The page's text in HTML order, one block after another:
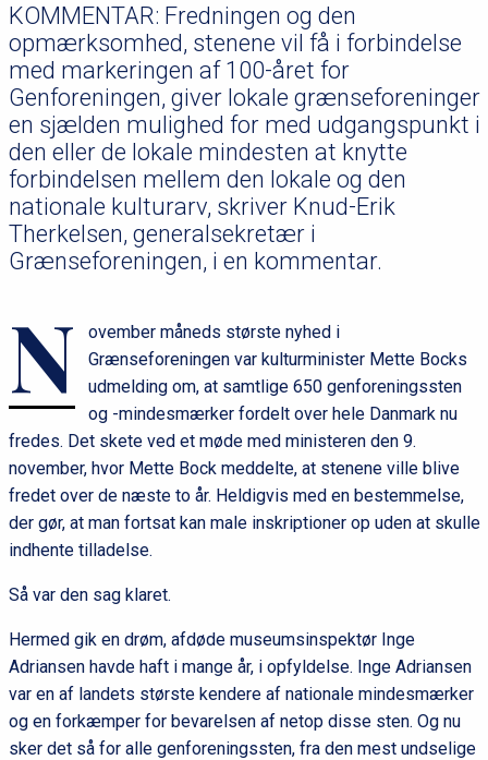
KOMMENTAR: Fredningen og den
opmærksomhed, stenene vil få i forbindelse
med markeringen af 100-året for
Genforeningen, giver lokale grænseforeninger
en sjælden mulighed for med udgangspunkt i
den eller de lokale mindesten at knytte
forbindelsen mellem den lokale og den
nationale kulturarv, skriver Knud-Erik
Therkelsen, generalsekretær i
Grænseforeningen, i en kommentar.
N
ovember måneds største nyhed i
Grænseforeningen var kulturminister Mette Bocks
udmelding om, at samtlige 650 genforeningssten
og -mindesmærker fordelt over hele Danmark nu
fredes. Det skete ved et møde med ministeren den 9.
november, hvor Mette Bock meddelte, at stenene ville blive
fredet over de næste to år. Heldigvis med en bestemmelse,
der gør, at man fortsat kan male inskriptioner op uden at skulle
indhente tilladelse.
Så var den sag klaret.
Hermed gik en drøm, afdøde museumsinspektør Inge
Adriansen havde haft i mange år, i opfyldelse. Inge Adriansen
var en af landets største kendere af nationale mindesmærker
og en forkæmper for bevarelsen af netop disse sten. Og nu
sker det så for alle genforeningssten, fra den mest undselige